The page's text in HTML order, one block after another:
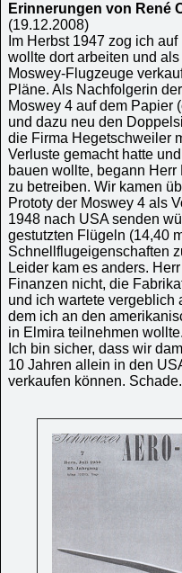
Erinnerungen von René
(19.12.2008)
Im Herbst 1947 zog ich
wollte dort arbeiten und
Moswey-Flugzeuge
Pläne. Als Nachfolgerin
Moswey 4 auf dem Papier
und dazu neu den
die Firma Hegetschweiler
Verluste gemacht hatte
bauen wollte, begann
zu betreiben. Wir kamen
Prototy der Moswey 4 als
1948 nach USA senden
gestutzten Flügeln (14,40
Schnellflugeigenschaften
Leider kam es anders.
Finanzen nicht, die
und ich wartete vergeblich
dem ich an den
in Elmira teilnehmen
Ich bin sicher, dass wir
10 Jahren allein in den
verkaufen können. Schade.